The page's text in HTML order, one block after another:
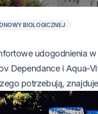
BIOLOGICZNEJ
udogodnienia
Dependance i Aqua-
potrzebują,